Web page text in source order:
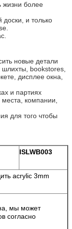
жизни более
доски, и только
новые детали
bookstores,
дисплее окна,
и партиях
компании,
для того чтобы
ISLWB003
acrylic 3mm
мы может
согласно